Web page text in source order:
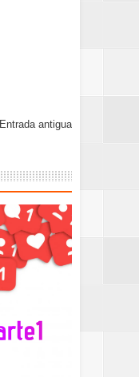
Entrada antigua